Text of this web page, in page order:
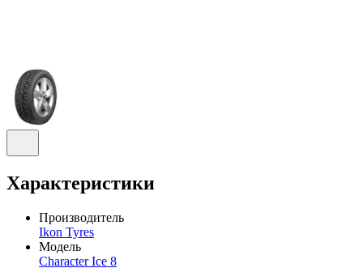
Характеристики
Производитель
Ikon Tyres
Модель
Character Ice 8